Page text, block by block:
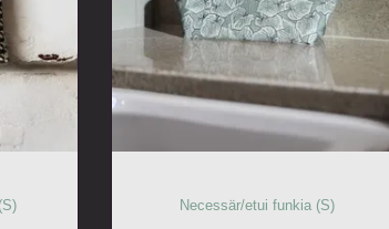
Necessär/etui funkia (S)